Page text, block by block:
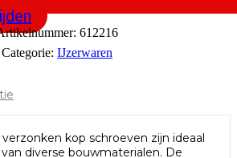
612216
Categorie: IJzerwaren
kop schroeven zijn ideaal
diverse bouwmaterialen. De